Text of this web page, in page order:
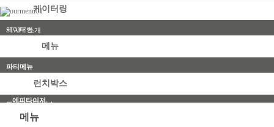
포트폴리오
STAFF 소개
케이터링
케이터링
메뉴
파티메뉴
에피타이저
샌드위치
런치박스
도시락/런치박스
고메박스 갤러리
메뉴